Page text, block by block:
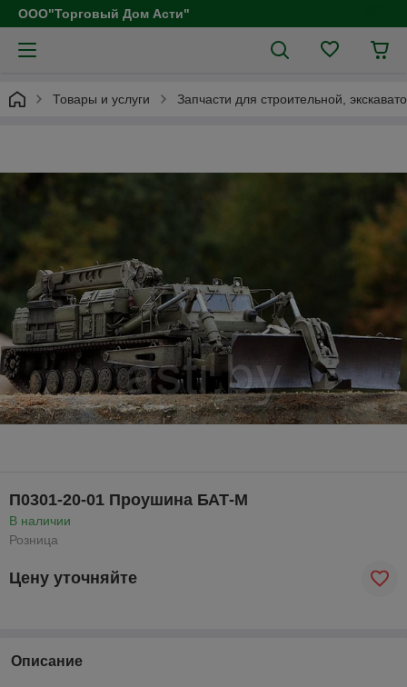
ООО"Торговый Дом Асти"
Товары и услуги Запчасти для строительной,
П0301-20-01 Проушина БАТ-М
В наличии
Розница
Цену уточняйте
Описание